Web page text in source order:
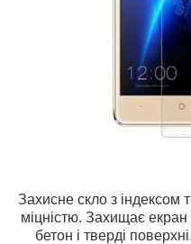
Захисне скло з індексом
міцністю. Захищає екран
бетон і тверді